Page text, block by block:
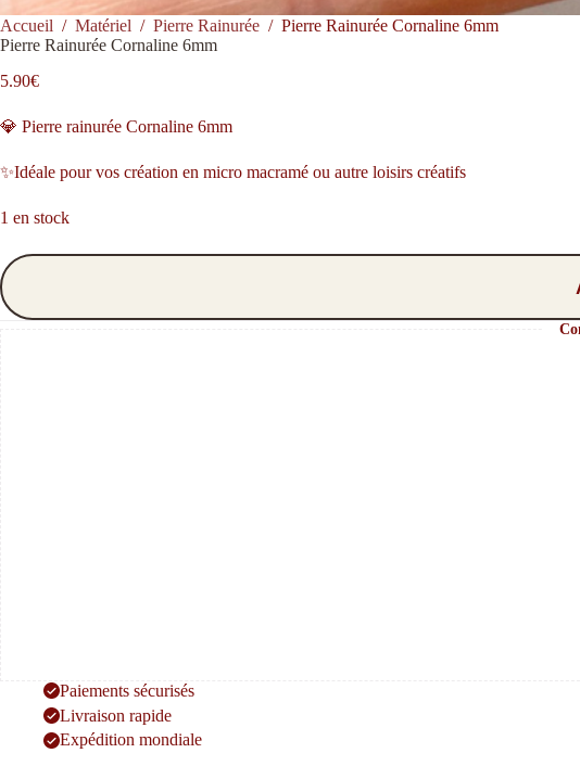
Accueil / Matériel / Pierre Rainurée / Pierre Rainurée Cornaline 6mm
Pierre Rainurée Cornaline 6mm
5.90€
💎 Pierre rainurée Cornaline 6mm
✨Idéale pour vos création en micro macramé ou autre loisirs créatifs
1 en stock
Paiements sécurisés
Livraison rapide
Expédition mondiale